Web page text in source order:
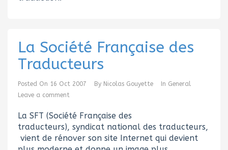
La Société Française des
Traducteurs
Posted On 16 Oct 2007 By Nicolas Gouyette In General
Leave a comment
La SFT (Société Française des
traducteurs), syndicat national des traducteurs,
vient de rénover son site Internet qui devient